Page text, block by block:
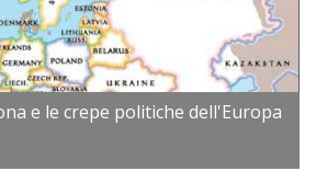
e le crepe politiche dell'Europa